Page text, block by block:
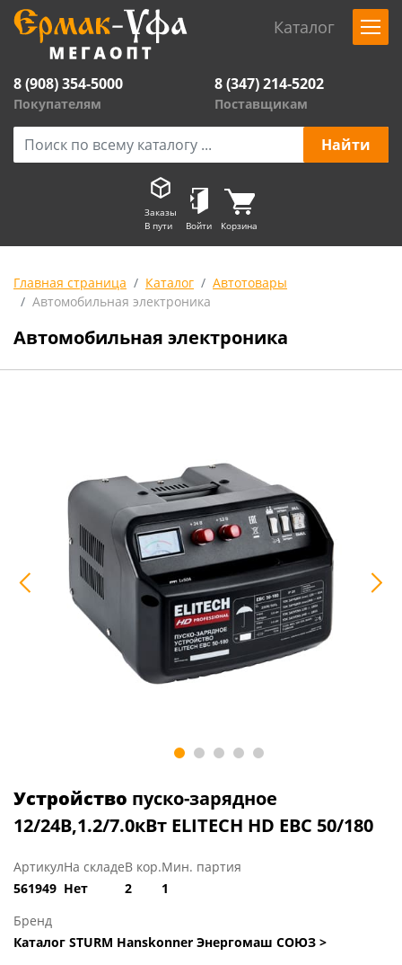
Каталог
8 (908) 354-5000
Покупателям
8 (347) 214-5202
Поставщикам
Заказы
В пути
Войти Корзина
Главная страница Каталог
Автотовары
Автомобильная электроника
Автомобильная электроника
Устройство пуско-зарядное
12/24В,1.2/7.0кВт ELITECH HD EBC 50/180
Артикул
561949
На складе
Нет
В кор.
2
Мин. партия
1
Бренд
Каталог STURM Hanskonner Энергомаш СОЮЗ >